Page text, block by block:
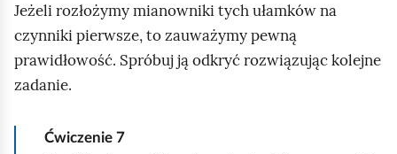
k
o
Jeżeli rozłożymy mianowniki tych ułamków na
czynniki pierwsze, to zauważymy pewną
prawidłowość. Spróbuj ją odkryć rozwiązując kolejne
zadanie.
Ćwiczenie 7